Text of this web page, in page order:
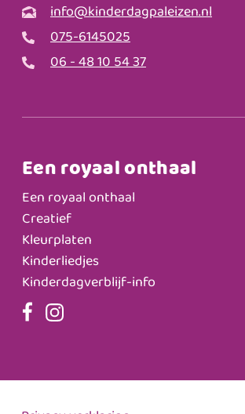
info@kinderdagpaleizen.nl
075-6145025
06 - 48 10 54 37
Een royaal onthaal
Een royaal onthaal
Creatief
Kleurplaten
Kinderliedjes
Kinderdagverblijf-info